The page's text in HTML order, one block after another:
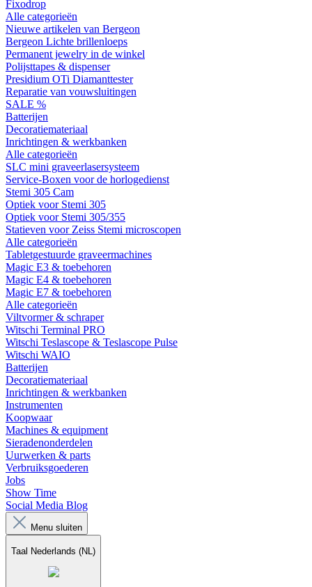
Fixodrop
Alle categorieën
Nieuwe artikelen van Bergeon
Bergeon Lichte brillenloeps
Permanent jewelry in de winkel
Polijsttapes & dispenser
Presidium OTi Diamanttester
Reparatie van vouwsluitingen
SALE %
Batterijen
Decoratiemateriaal
Inrichtingen & werkbanken
Alle categorieën
SLC mini graveerlasersysteem
Service-Boxen voor de horlogedienst
Stemi 305 Cam
Optiek voor Stemi 305
Optiek voor Stemi 305/355
Statieven voor Zeiss Stemi microscopen
Alle categorieën
Tabletgestuurde graveermachines
Magic E3 & toebehoren
Magic E4 & toebehoren
Magic E7 & toebehoren
Alle categorieën
Viltvormer & schraper
Witschi Terminal PRO
Witschi Teslascope & Teslascope Pulse
Witschi WAIO
Batterijen
Decoratiemateriaal
Inrichtingen & werkbanken
Instrumenten
Koopwaar
Machines & equipment
Sieradenonderdelen
Uurwerken & parts
Verbruiksgoederen
Jobs
Show Time
Social Media Blog
Menu sluiten
Taal Nederlands (NL)